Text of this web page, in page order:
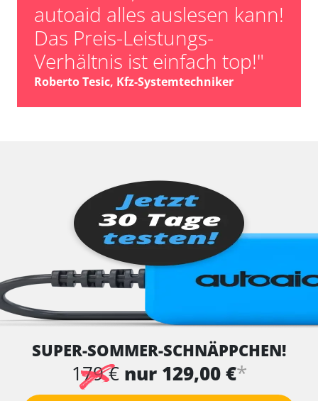
autoaid alles auslesen kann!
Das Preis-Leistungs-
Verhältnis ist einfach top!"
Roberto Tesic, Kfz-Systemtechniker
SUPER-SOMMER-SCHNÄPPCHEN!
179 € nur 129,00 €*